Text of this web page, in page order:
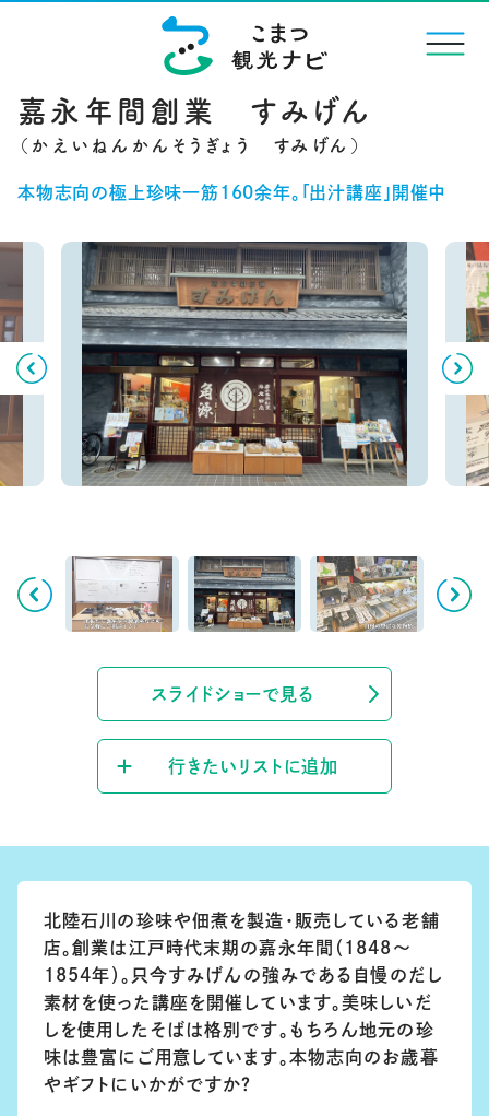
menu
嘉永年間創業 すみげん
本物志向の極上珍味一筋160余年。「出汁講座」開催中
北陸石川の珍味や佃煮を製造・販売している老舗
店。創業は江戸時代末期の嘉永年間（1848〜
1854年）。只今すみげんの強みである自慢のだし
素材を使った講座を開催しています。美味しいだ
しを使用したそばは格別です。もちろん地元の珍
味は豊富にご用意しています。本物志向のお歳暮
やギフトにいかがですか？
スライドショーで見る
行きたいリストに追加
Previous Next